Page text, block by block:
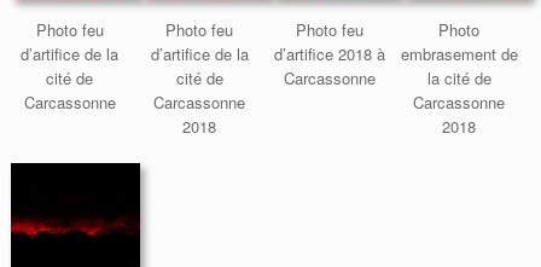
Photo feu
d’artifice de la
cité de
Carcassonne
Photo feu
d’artifice de la
cité de
Carcassonne
2018
Photo feu
d’artifice 2018 à
Carcassonne
Photo
embrasement de
la cité de
Carcassonne
2018